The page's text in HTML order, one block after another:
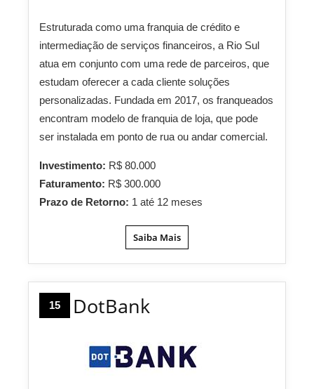
Estruturada como uma franquia de crédito e
intermediação de serviços financeiros, a Rio Sul
atua em conjunto com uma rede de parceiros, que
estudam oferecer a cada cliente soluções
personalizadas. Fundada em 2017, os franqueados
encontram modelo de franquia de loja, que pode
ser instalada em ponto de rua ou andar comercial.
Investimento: R$ 80.000
Faturamento: R$ 300.000
Prazo de Retorno: 1 até 12 meses
Saiba Mais
15 DotBank